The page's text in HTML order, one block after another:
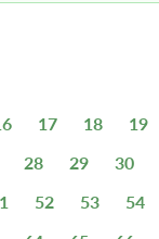
17 18 19
28
29 30
52 53 54